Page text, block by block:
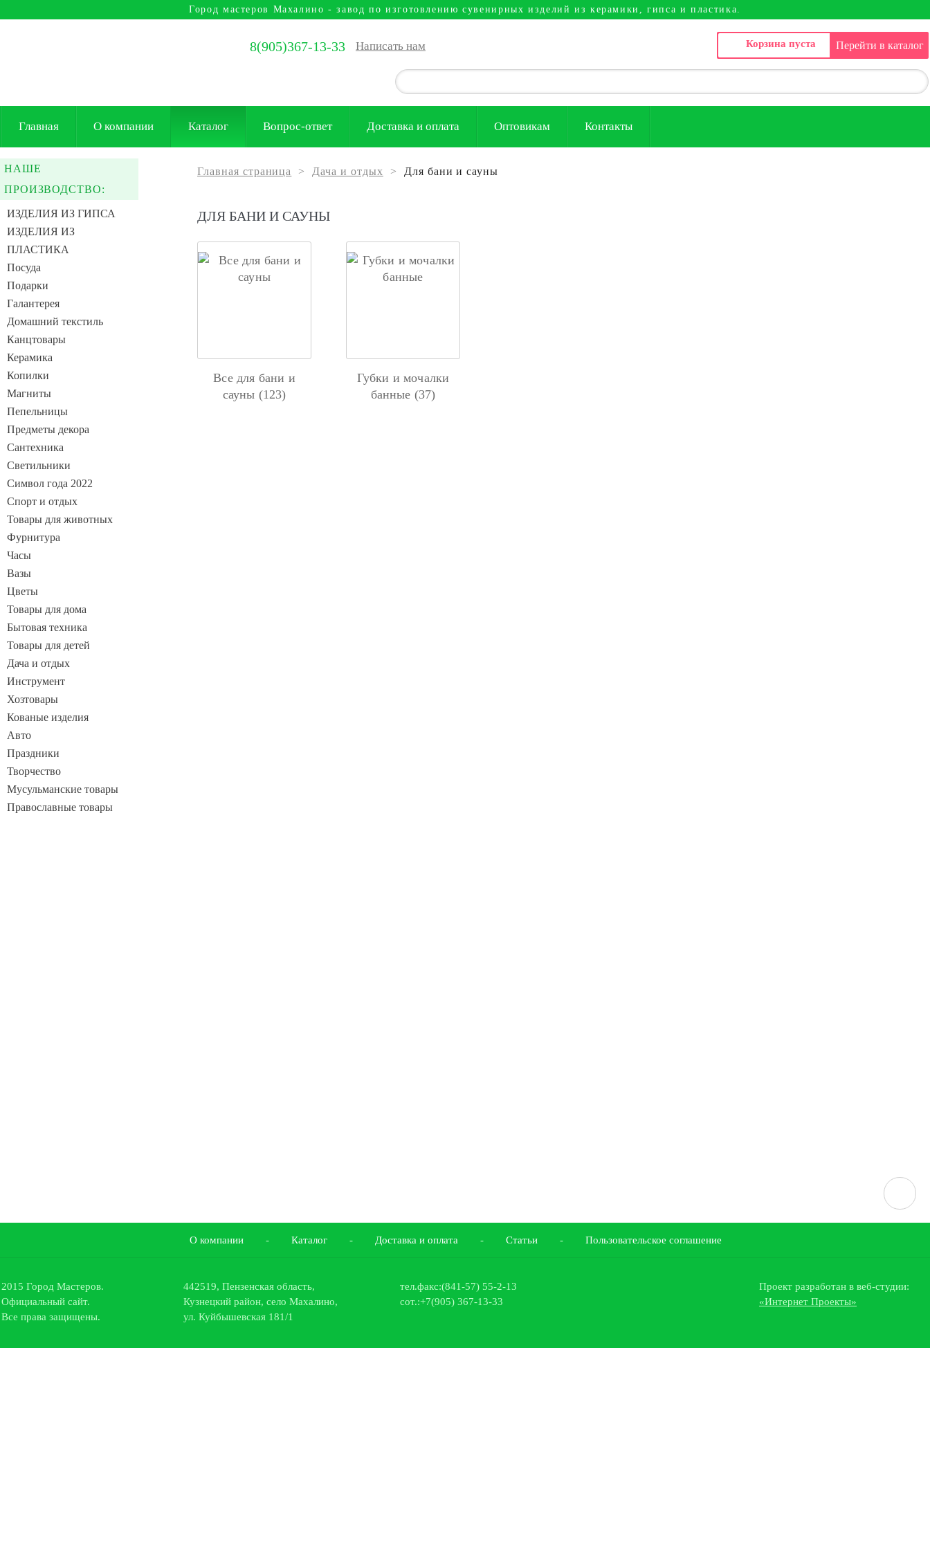
Город мастеров Mахалино - завод по изготовлению сувенирных изделий из керамики, гипса и пластика.
8(905)367-13-33 Корзина пуста Перейти в каталог
Написать нам
Главная О компании Каталог Вопрос-ответ Доставка и оплата Оптовикам Контакты
Главная страница > Дача и отдых > Для бани и сауны
ДЛЯ БАНИ И САУНЫ
Все для бани и
сауны (123)
Губки и мочалки
банные (37)
НАШЕ
ПРОИЗВОДСТВО:
ИЗДЕЛИЯ ИЗ ГИПСА
ИЗДЕЛИЯ ИЗ
ПЛАСТИКА
Посуда
Подарки
Галантерея
Домашний текстиль
Канцтовары
Керамика
Копилки
Магниты
Пепельницы
Предметы декора
Сантехника
Светильники
Символ года 2022
Спорт и отдых
Товары для животных
Фурнитура
Часы
Вазы
Цветы
Товары для дома
Бытовая техника
Товары для детей
Дача и отдых
Инструмент
Хозтовары
Кованые изделия
Авто
Праздники
Творчество
Мусульманские товары
Православные товары
О компании - Каталог - Доставка и оплата - Статьи - Пользовательское соглашение
2015 Город Мастеров.
Официальный сайт.
Все права защищены.
442519, Пензенская область,
Кузнецкий район, село Махалино,
ул. Куйбышевская 181/1
тел.факс:(841-57) 55-2-13
сот.:+7(905) 367-13-33
Проект разработан в веб-студии:
«Интернет Проекты»